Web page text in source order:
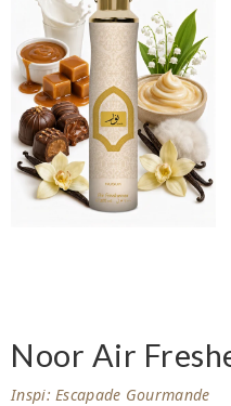
Noor Air
Inspi: Escapade Gourmande